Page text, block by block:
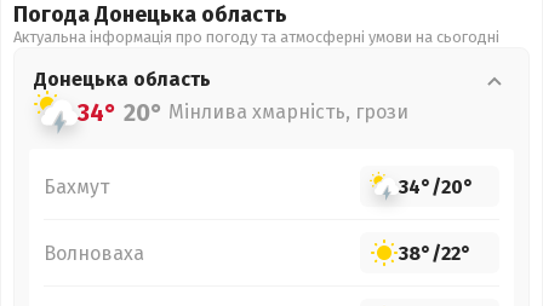
Погода Донецька область
Актуальна інформація про погоду та атмосферні умови на сьогодні
Донецька область
34° 20° Мінлива хмарність, грози
Бахмут 34°/20°
Волноваха 38°/22°